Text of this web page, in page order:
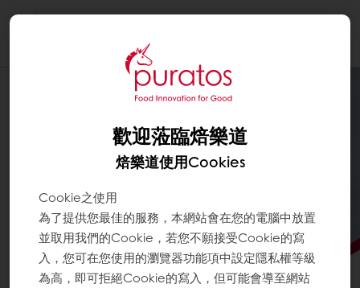
歡迎蒞臨焙樂道
焙樂道使用Cookies
Cookie之使用
為了提供您最佳的服務，本網站會在您的電腦中放置
並取用我們的Cookie，若您不願接受Cookie的寫
入，您可在您使用的瀏覽器功能項中設定隱私權等級
為高，即可拒絕Cookie的寫入，但可能會導至網站